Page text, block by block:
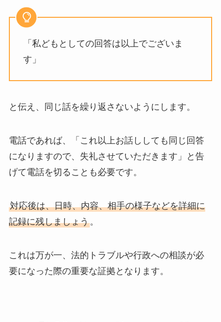
「私どもとしての回答は以上でございま
す」
と伝え、同じ話を繰り返さないようにします。
電話であれば、「これ以上お話ししても同じ回答
になりますので、失礼させていただきます」と告
げて電話を切ることも必要です。
対応後は、日時、内容、相手の様子などを詳細に
記録に残しましょう。
これは万が一、法的トラブルや行政への相談が必
要になった際の重要な証拠となります。